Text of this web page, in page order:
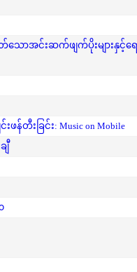
ောအင်းဆက်ဖျက်ပိုးများနှင့်ရ
တီးခြင်း: Music on Mobile
ျီ